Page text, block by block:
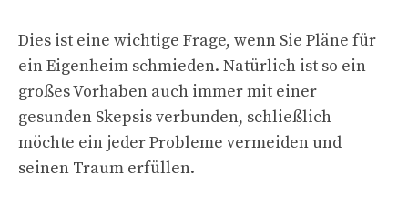
Dies ist eine wichtige Frage, wenn Sie Pläne für
ein Eigenheim schmieden. Natürlich ist so ein
großes Vorhaben auch immer mit einer
gesunden Skepsis verbunden, schließlich
möchte ein jeder Probleme vermeiden und
seinen Traum erfüllen.